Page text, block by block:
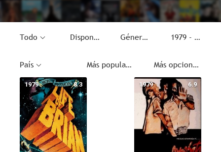
Todo Disponible Género 1979 - 1979
País Más populares Más opciones
8.3
1979 6.9
1979